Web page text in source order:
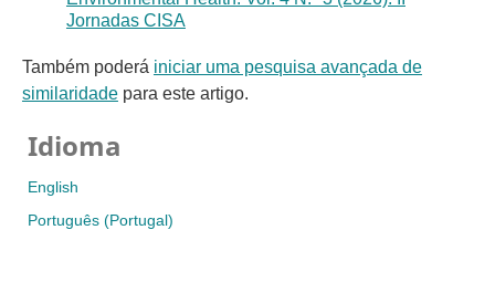
Jornadas CISA
Também poderá iniciar uma pesquisa avançada de
similaridadepara este artigo.
Idioma
English
Português (Portugal)